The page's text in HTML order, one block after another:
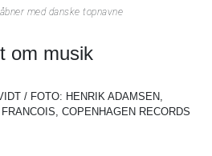
med danske topnavne
om musik
/ FOTO: HENRIK ADAMSEN,
COPENHAGEN RECORDS